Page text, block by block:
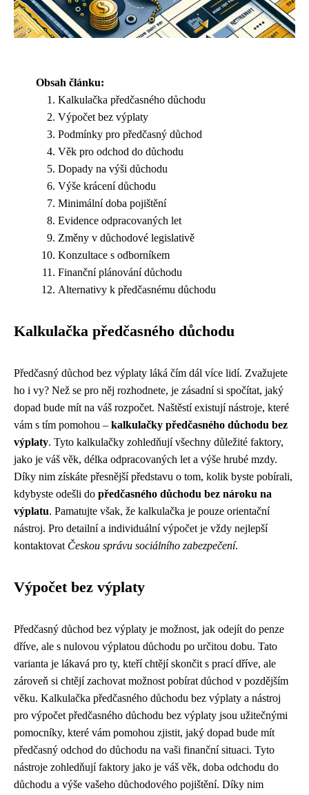
Obsah článku:
Kalkulačka předčasného důchodu
Výpočet bez výplaty
Podmínky pro předčasný důchod
Věk pro odchod do důchodu
Dopady na výši důchodu
Výše krácení důchodu
Minimální doba pojištění
Evidence odpracovaných let
Změny v důchodové legislativě
Konzultace s odborníkem
Finanční plánování důchodu
Alternativy k předčasnému důchodu
Kalkulačka předčasného důchodu
Předčasný důchod bez výplaty láká čím dál více lidí. Zvažujete
ho i vy? Než se pro něj rozhodnete, je zásadní si spočítat, jaký
dopad bude mít na váš rozpočet. Naštěstí existují nástroje, které
vám s tím pomohou – kalkulačky předčasného důchodu bez
výplaty. Tyto kalkulačky zohledňují všechny důležité faktory,
jako je váš věk, délka odpracovaných let a výše hrubé mzdy.
Díky nim získáte přesnější představu o tom, kolik byste pobírali,
kdybyste odešli do předčasného důchodu bez nároku na
výplatu. Pamatujte však, že kalkulačka je pouze orientační
nástroj. Pro detailní a individuální výpočet je vždy nejlepší
kontaktovat Českou správu sociálního zabezpečení.
Výpočet bez výplaty
Předčasný důchod bez výplaty je možnost, jak odejít do penze
dříve, ale s nulovou výplatou důchodu po určitou dobu. Tato
varianta je lákavá pro ty, kteří chtějí skončit s prací dříve, ale
zároveň si chtějí zachovat možnost pobírat důchod v pozdějším
věku. Kalkulačka předčasného důchodu bez výplaty a nástroj
pro výpočet předčasného důchodu bez výplaty jsou užitečnými
pomocníky, které vám pomohou zjistit, jaký dopad bude mít
předčasný odchod do důchodu na vaši finanční situaci. Tyto
nástroje zohledňují faktory jako je váš věk, doba odchodu do
důchodu a výše vašeho důchodového pojištění. Díky nim